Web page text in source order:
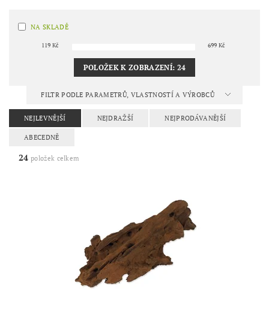
NA SKLADĚ
119 Kč 699 Kč
POLOŽEK K ZOBRAZENÍ: 24
FILTR PODLE PARAMETRŮ, VLASTNOSTÍ A VÝROBCŮ
NEJLEVNĚJŠÍ NEJDRAŽŠÍ NEJPRODÁVANĚJŠÍ
ABECEDNĚ
24 položek celkem